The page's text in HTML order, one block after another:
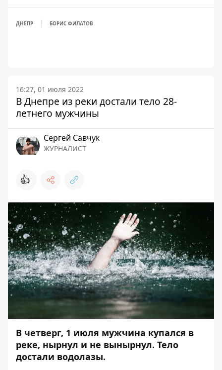
ДНЕПР БОРИС ФИЛАТОВ
16:27, 01 июля 2022
В Днепре из реки достали тело 28-
летнего мужчины
Сергей Савчук
ЖУРНАЛИСТ
👍
В четверг, 1 июля мужчина купался в
реке, нырнул и не вынырнул. Тело
достали водолазы.